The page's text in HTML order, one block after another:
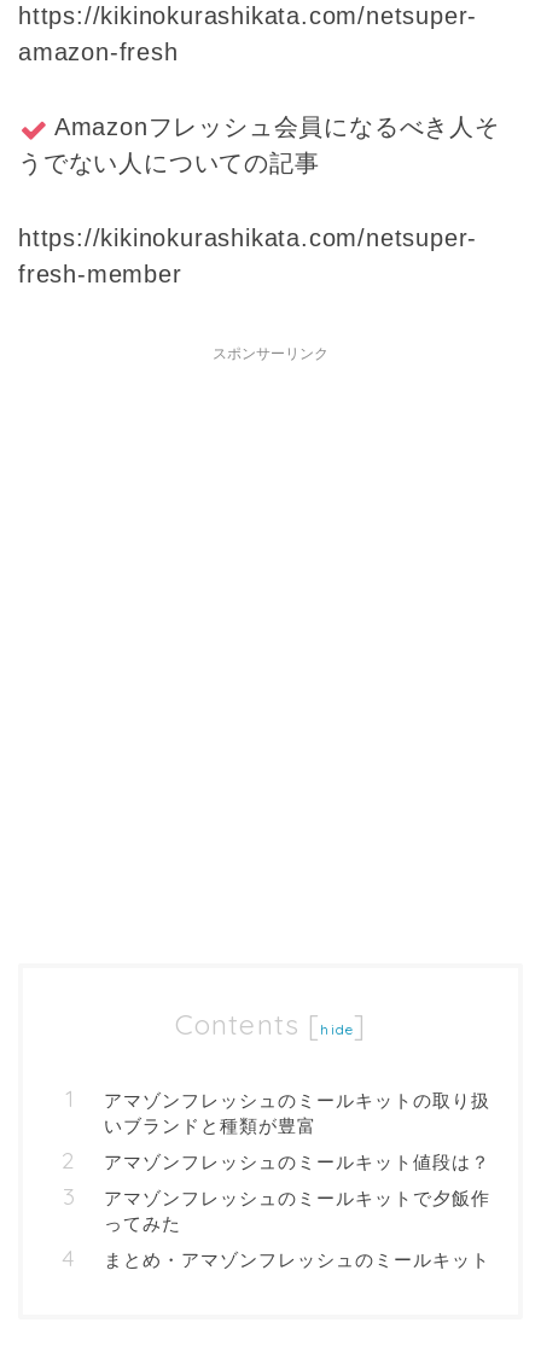
https://kikinokurashikata.com/netsuper-
amazon-fresh
Amazonフレッシュ会員になるべき人そ
うでない人についての記事
https://kikinokurashikata.com/netsuper-
fresh-member
スポンサーリンク
Contents [ hide]
アマゾンフレッシュのミールキットの取り扱
いブランドと種類が豊富
アマゾンフレッシュのミールキット値段は？
アマゾンフレッシュのミールキットで夕飯作
ってみた
まとめ・アマゾンフレッシュのミールキット